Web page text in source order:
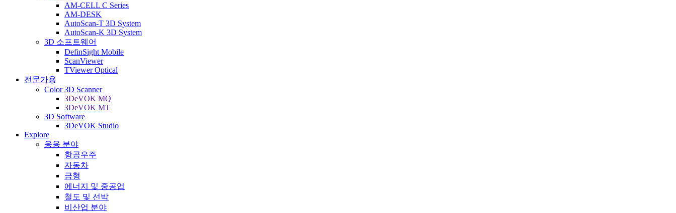
AM-CELL C Series
AM-DESK
AutoScan-T 3D System
AutoScan-K 3D System
3D 소프트웨어
DefinSight Mobile
ScanViewer
TViewer Optical
전문가용
Color 3D Scanner
3DeVOK MQ
3DeVOK MT
3D Software
3DeVOK Studio
Explore
응용 분야
항공우주
자동차
금형
에너지 및 중공업
철도 및 선박
비산업 분야